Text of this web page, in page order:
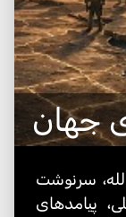
جهان
سرنوشت
پیامدهای